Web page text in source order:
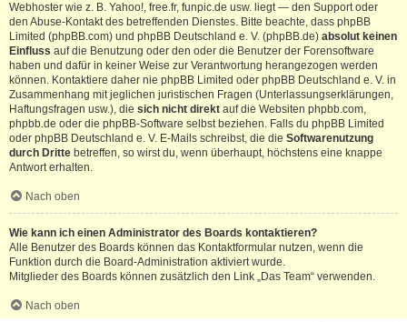
Webhoster wie z. B. Yahoo!, free.fr, funpic.de usw. liegt — den Support oder
den Abuse-Kontakt des betreffenden Dienstes. Bitte beachte, dass phpBB
Limited (phpBB.com) und phpBB Deutschland e. V. (phpBB.de) absolut keinen
Einfluss auf die Benutzung oder den oder die Benutzer der Forensoftware
haben und dafür in keiner Weise zur Verantwortung herangezogen werden
können. Kontaktiere daher nie phpBB Limited oder phpBB Deutschland e. V. in
Zusammenhang mit jeglichen juristischen Fragen (Unterlassungserklärungen,
Haftungsfragen usw.), die sich nicht direkt auf die Websiten phpbb.com,
phpbb.de oder die phpBB-Software selbst beziehen. Falls du phpBB Limited
oder phpBB Deutschland e. V. E-Mails schreibst, die die Softwarenutzung
durch Dritte betreffen, so wirst du, wenn überhaupt, höchstens eine knappe
Antwort erhalten.
Nach oben
Wie kann ich einen Administrator des Boards kontaktieren?
Alle Benutzer des Boards können das Kontaktformular nutzen, wenn die
Funktion durch die Board-Administration aktiviert wurde.
Mitglieder des Boards können zusätzlich den Link „Das Team“ verwenden.
Nach oben